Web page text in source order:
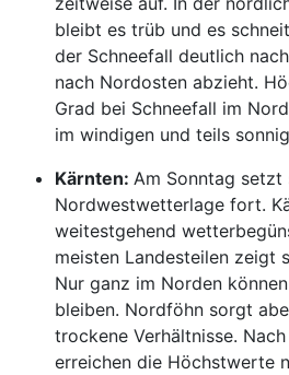
bleibt es trüb und es
der Schneefall deutlich
nach Nordosten abzieht.
Grad bei Schneefall im
im windigen und teils
Kärnten: Am Sonntag setzt
Nordwestwetterlage fort.
weitestgehend
meisten Landesteilen zeigt
Nur ganz im Norden
bleiben. Nordföhn sorgt
trockene Verhältnisse.
erreichen die Höchstwerte